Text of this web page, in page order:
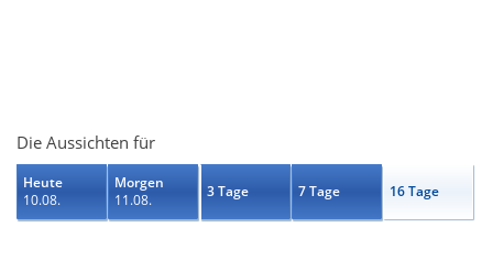
Die Aussichten für
Heute
10.08.
Morgen
11.08.
3 Tage 7 Tage 16 Tage